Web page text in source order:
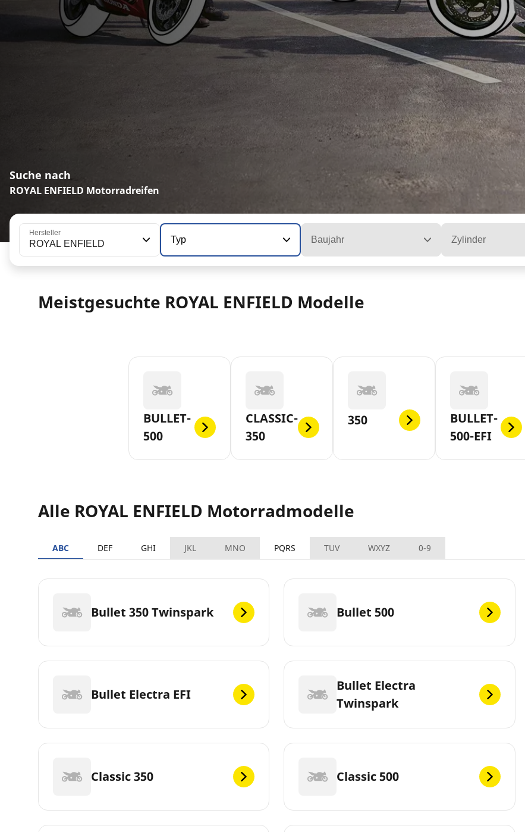
Suche nach
ROYAL ENFIELD Motorradreifen
Hersteller
ROYAL ENFIELD Typ Baujahr Zylinder
Meistgesuchte ROYAL ENFIELD Modelle
BULLET-
500
CLASSIC-
350
350
BULLET-
500-EFI
Alle ROYAL ENFIELD Motorradmodelle
ABC DEF GHI JKL MNO PQRS TUV WXYZ 0-9
Bullet 350 Twinspark Bullet 500
Bullet Electra EFI
Bullet Electra
Twinspark
Classic 350 Classic 500